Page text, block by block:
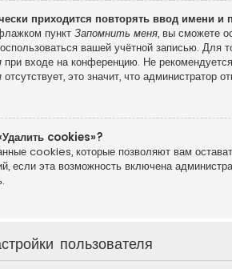
приходится повторять ввод имени и
пункт Запомнить меня, вы сможете
вашей учётной записью.
при входе на конференцию. Не
отсутствует, это значит, что администратор
cookies»?
cookies, которые позволяют вам
если эта возможность включена
пользователя